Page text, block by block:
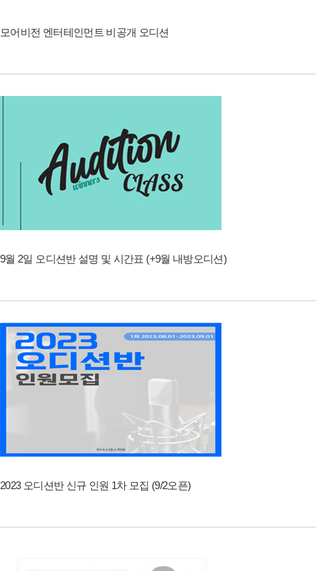
모어비전 엔터테인먼트 비공개 오디션
9월 2일 오디션반 설명 및 시간표 (+9월 내방오디션)
2023 오디션반 신규 인원 1차 모집 (9/2오픈)